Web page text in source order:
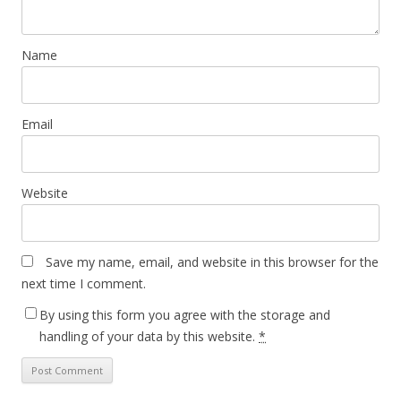
Name
Email
Website
Save my name, email, and website in this browser for the
next time I comment.
By using this form you agree with the storage and
handling of your data by this website. *